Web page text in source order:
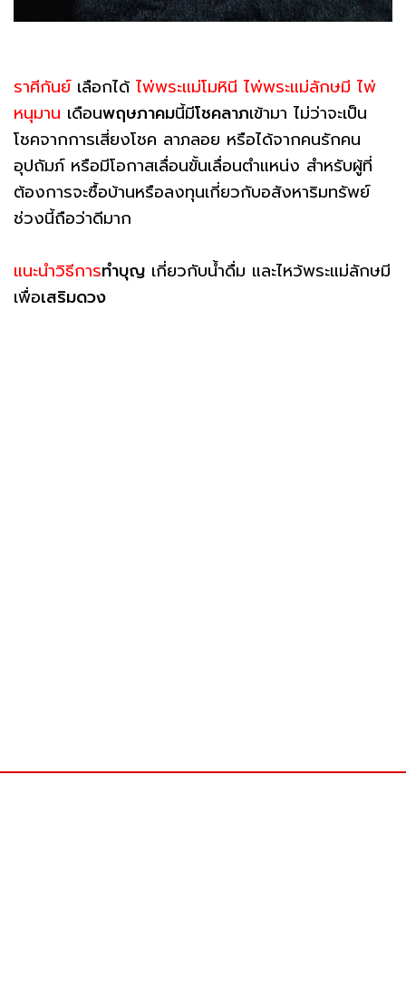
ราศีกันย์เลือกได้ ไพ่พระแม่โมหินี ไพ่พระแม่ลักษมี ไพ่
หนุมาน เดือนพฤษภาคมนี้มีโชคลาภเข้ามา ไม่ว่าจะเป็น
โชคจากการเสี่ยงโชค ลาภลอย หรือได้จากคนรักคน
อุปถัมภ์ หรือมีโอกาสเลื่อนขั้นเลื่อนตำแหน่ง สำหรับผู้ที่
ต้องการจะซื้อบ้านหรือลงทุนเกี่ยวกับอสังหาริมทรัพย์
ช่วงนี้ถือว่าดีมาก
แนะนำวิธีการทำบุญ เกี่ยวกับน้ำดื่ม และไหว้พระแม่ลักษมี
เพื่อเสริมดวง